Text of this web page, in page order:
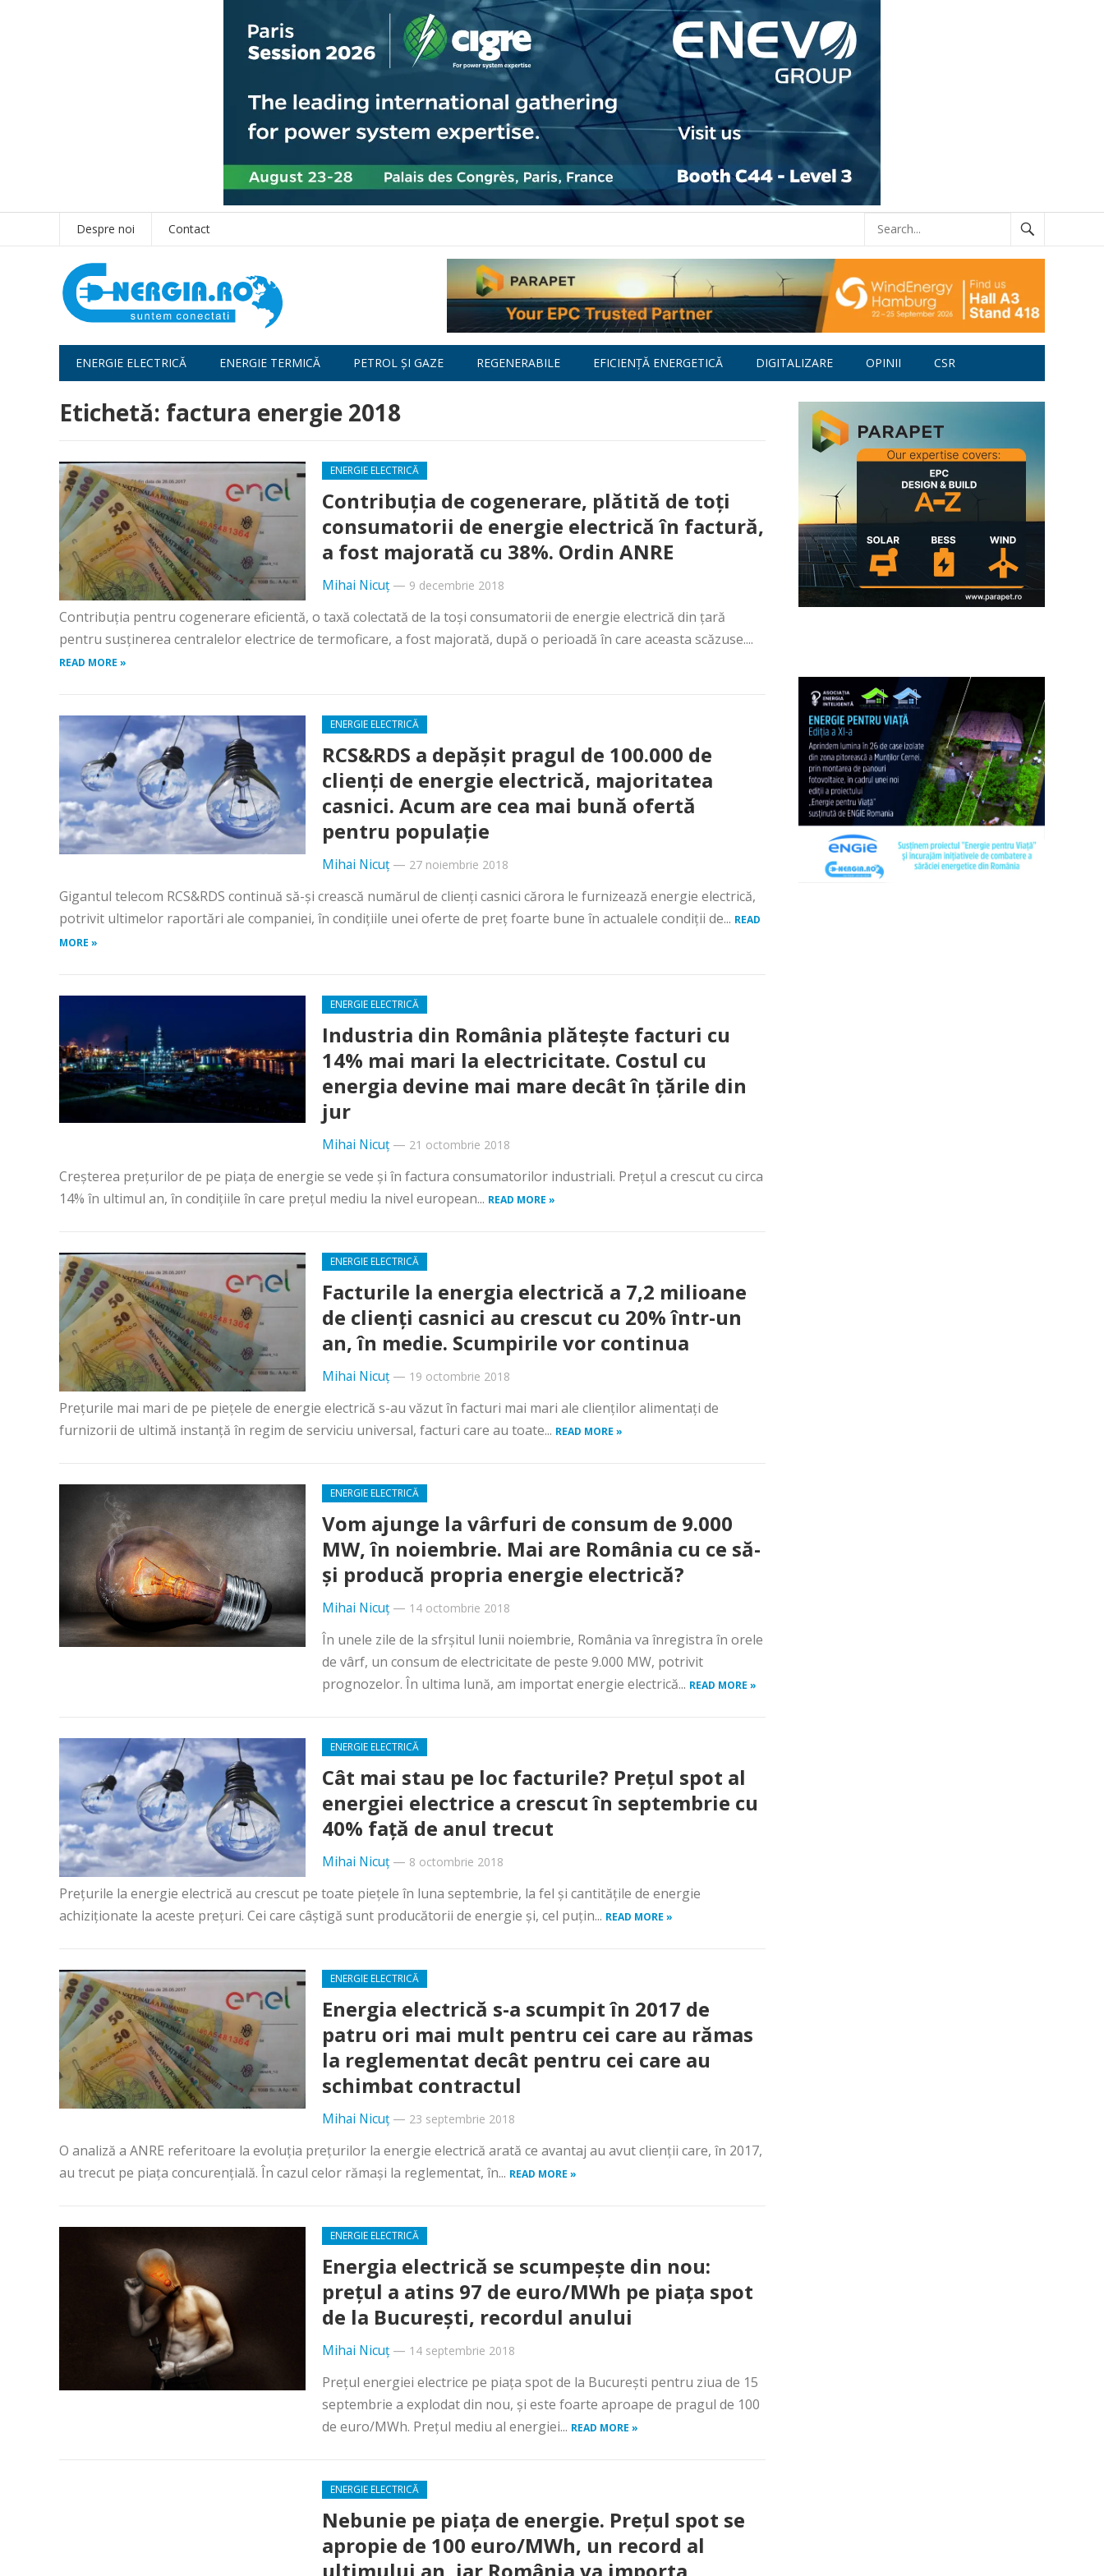
Despre noi Contact
ENERGIE ELECTRICĂ ENERGIE TERMICĂ PETROL ȘI GAZE REGENERABILE EFICIENȚĂ ENERGETICĂ DIGITALIZARE OPINII CSR
Etichetă: factura energie 2018
ENERGIE ELECTRICĂ
Contribuţia de cogenerare, plătită de toţi
consumatorii de energie electrică în factură,
a fost majorată cu 38%. Ordin ANRE
Mihai Nicuț— 9 decembrie 2018
Contribuţia pentru cogenerare eficientă, o taxă colectată de la toşi consumatorii de energie electrică din ţară
pentru susţinerea centralelor electrice de termoficare, a fost majorată, după o perioadă în care aceasta scăzuse....
READ MORE »
ENERGIE ELECTRICĂ
RCS&RDS a depăşit pragul de 100.000 de
clienţi de energie electrică, majoritatea
casnici. Acum are cea mai bună ofertă
pentru populaţie
Mihai Nicuț— 27 noiembrie 2018
Gigantul telecom RCS&RDS continuă să-şi crească numărul de clienţi casnici cărora le furnizează energie electrică,
potrivit ultimelor raportări ale companiei, în condiţiile unei oferte de preţ foarte bune în actualele condiţii de... READ
MORE »
ENERGIE ELECTRICĂ
Industria din România plăteşte facturi cu
14% mai mari la electricitate. Costul cu
energia devine mai mare decât în ţările din
jur
Mihai Nicuț— 21 octombrie 2018
Creşterea preţurilor de pe piaţa de energie se vede şi în factura consumatorilor industriali. Preţul a crescut cu circa
14% în ultimul an, în condiţiile în care preţul mediu la nivel european... READ MORE »
ENERGIE ELECTRICĂ
Facturile la energia electrică a 7,2 milioane
de clienţi casnici au crescut cu 20% într-un
an, în medie. Scumpirile vor continua
Mihai Nicuț— 19 octombrie 2018
Preţurile mai mari de pe pieţele de energie electrică s-au văzut în facturi mai mari ale clienţilor alimentaţi de
furnizorii de ultimă instanţă în regim de serviciu universal, facturi care au toate... READ MORE »
ENERGIE ELECTRICĂ
Vom ajunge la vârfuri de consum de 9.000
MW, în noiembrie. Mai are România cu ce să-
şi producă propria energie electrică?
Mihai Nicuț— 14 octombrie 2018
În unele zile de la sfrşitul lunii noiembrie, România va înregistra în orele
de vârf, un consum de electricitate de peste 9.000 MW, potrivit
prognozelor. În ultima lună, am importat energie electrică... READ MORE »
ENERGIE ELECTRICĂ
Cât mai stau pe loc facturile? Preţul spot al
energiei electrice a crescut în septembrie cu
40% faţă de anul trecut
Mihai Nicuț— 8 octombrie 2018
Preţurile la energie electrică au crescut pe toate pieţele în luna septembrie, la fel şi cantităţile de energie
achiziţionate la aceste preţuri. Cei care câştigă sunt producătorii de energie şi, cel puţin... READ MORE »
ENERGIE ELECTRICĂ
Energia electrică s-a scumpit în 2017 de
patru ori mai mult pentru cei care au rămas
la reglementat decât pentru cei care au
schimbat contractul
Mihai Nicuț— 23 septembrie 2018
O analiză a ANRE referitoare la evoluţia preţurilor la energie electrică arată ce avantaj au avut clienţii care, în 2017,
au trecut pe piaţa concurenţială. În cazul celor rămaşi la reglementat, în... READ MORE »
ENERGIE ELECTRICĂ
Energia electrică se scumpeşte din nou:
preţul a atins 97 de euro/MWh pe piaţa spot
de la Bucureşti, recordul anului
Mihai Nicuț— 14 septembrie 2018
Preţul energiei electrice pe piaţa spot de la Bucureşti pentru ziua de 15
septembrie a explodat din nou, şi este foarte aproape de pragul de 100
de euro/MWh. Preţul mediu al energiei... READ MORE »
ENERGIE ELECTRICĂ
Nebunie pe piaţa de energie. Preţul spot se
apropie de 100 euro/MWh, un record al